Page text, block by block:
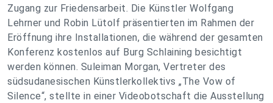
Zugang zur Friedensarbeit. Die Künstler Wolfgang
Lehrner und Robin Lütolf präsentierten im Rahmen der
Eröffnung ihre Installationen, die während der gesamten
Konferenz kostenlos auf Burg Schlaining besichtigt
werden können. Suleiman Morgan, Vertreter des
südsudanesischen Künstlerkollektivs „The Vow of
Silence“, stellte in einer Videobotschaft die Ausstellung